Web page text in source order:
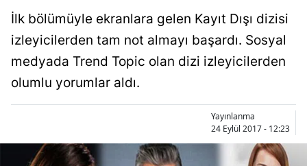
İlk bölümüyle ekranlara gelen Kayıt Dışı dizisi
izleyicilerden tam not almayı başardı. Sosyal
medyada Trend Topic olan dizi izleyicilerden
olumlu yorumlar aldı.
Yayınlanma
24 Eylül 2017 - 12:23